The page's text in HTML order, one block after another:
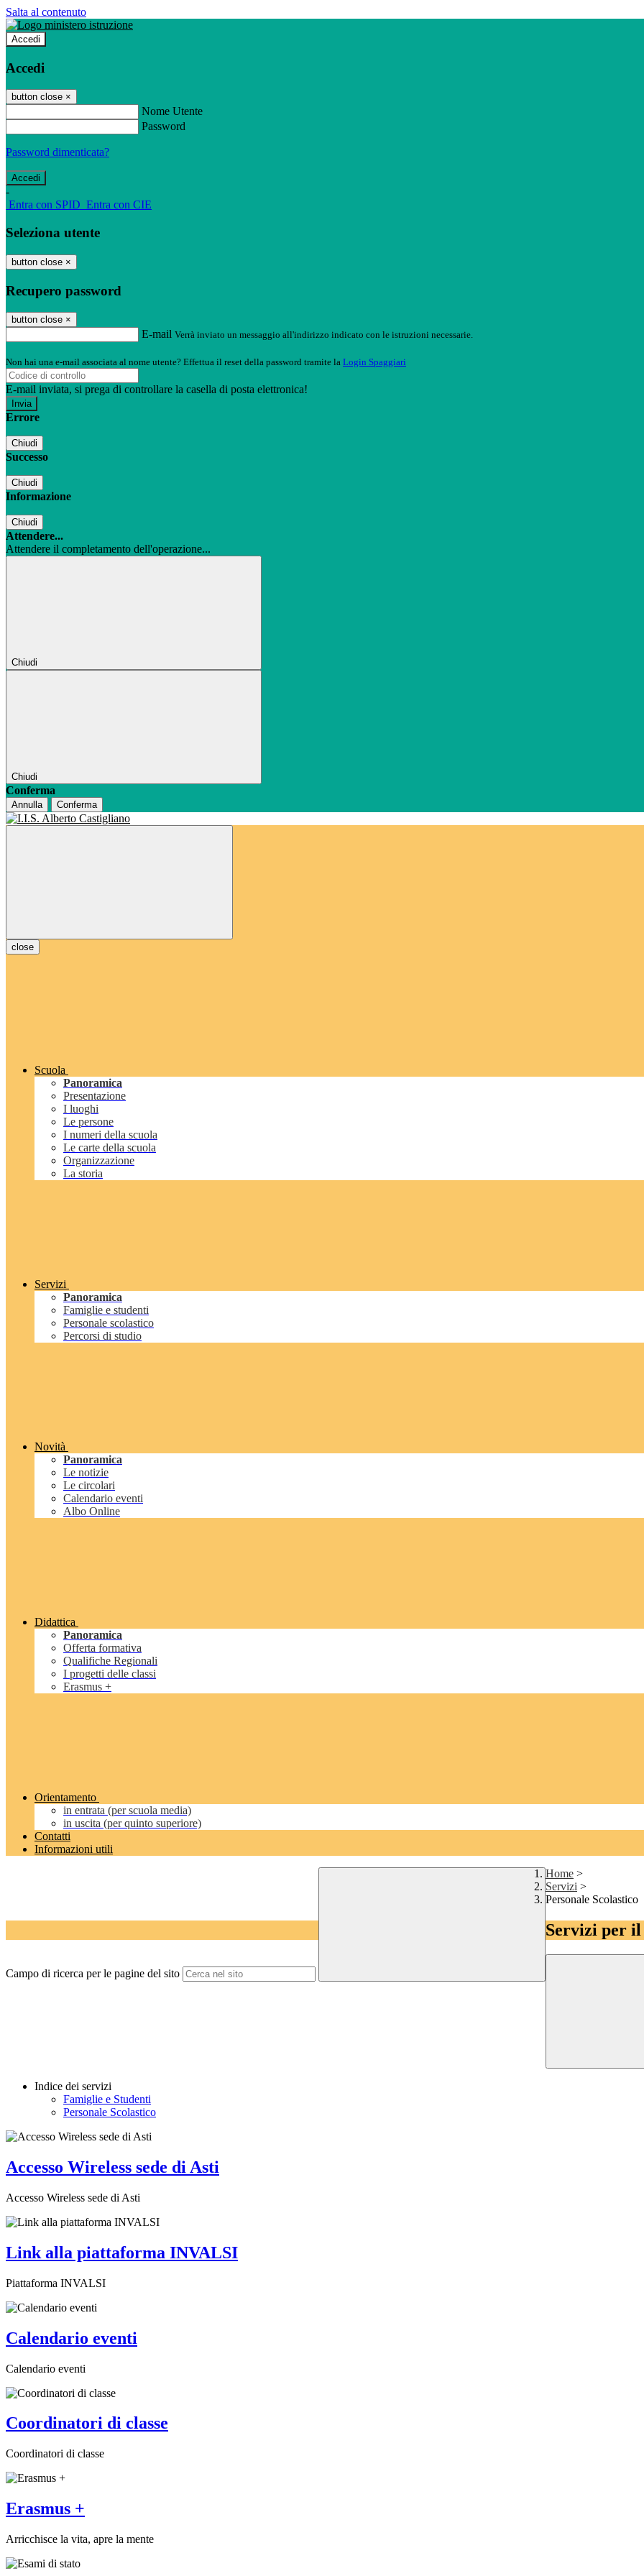
Salta al contenuto
Accedi
Accedi
button close ×
Nome Utente
Password
Password dimenticata?
-
Entra con SPID Entra con CIE
Seleziona utente
button close ×
Recupero password
button close ×
E-mail Verrà inviato un messaggio all'indirizzo indicato con le istruzioni necessarie.
Non hai una e-mail associata al nome utente? Effettua il reset della password tramite la Login Spaggiari
E-mail inviata, si prega di controllare la casella di posta elettronica!
Errore
Chiudi
Successo
Chiudi
Informazione
Chiudi
Attendere...
Attendere il completamento dell'operazione...
Chiudi
Chiudi
Conferma
Annulla Conferma
close
Scuola
Panoramica
Presentazione
I luoghi
Le persone
I numeri della scuola
Le carte della scuola
Organizzazione
La storia
Servizi
Panoramica
Famiglie e studenti
Personale scolastico
Percorsi di studio
Novità
Panoramica
Le notizie
Le circolari
Calendario eventi
Albo Online
Didattica
Panoramica
Offerta formativa
Qualifiche Regionali
I progetti delle classi
Erasmus +
Orientamento
in entrata (per scuola media)
in uscita (per quinto superiore)
Contatti
Informazioni utili
Campo di ricerca per le pagine del sito
Home >
Servizi >
Personale Scolastico
Servizi per il
Indice dei servizi
Famiglie e Studenti
Personale Scolastico
Accesso Wireless sede di Asti
Accesso Wireless sede di Asti
Link alla piattaforma INVALSI
Piattaforma INVALSI
Calendario eventi
Calendario eventi
Coordinatori di classe
Coordinatori di classe
Erasmus +
Arricchisce la vita, apre la mente